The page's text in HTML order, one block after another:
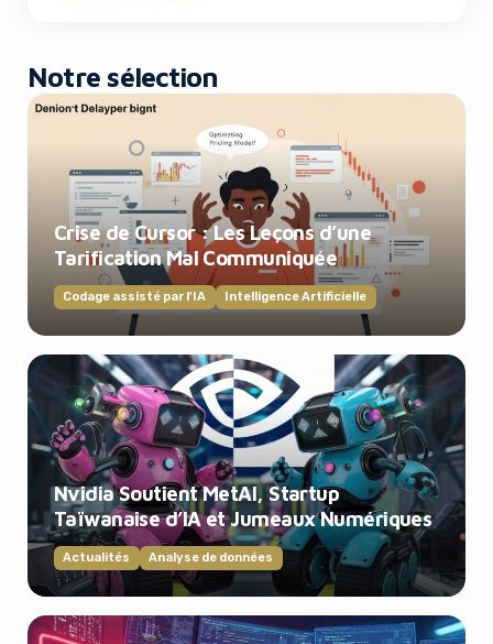
Notre sélection
Crise de Cursor : Les Leçons d’une
Tarification Mal Communiquée
Codage assisté par l'IA Intelligence Artificielle
Nvidia Soutient MetAI, Startup
Taïwanaise d’IA et Jumeaux Numériques
Actualités Analyse de données